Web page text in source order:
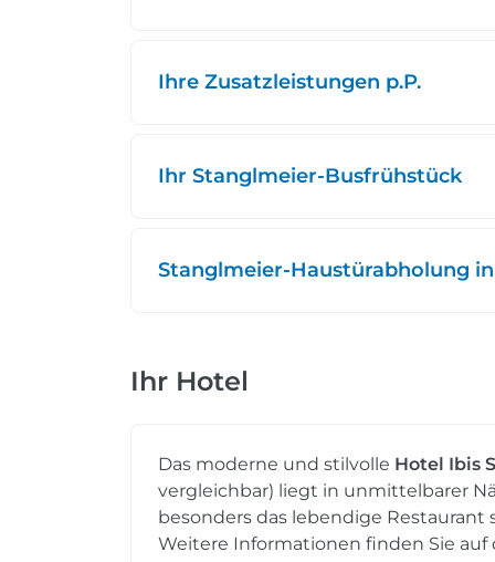
Ihre Zusatzleistungen p.P.
Ihr Stanglmeier-Busfrühstück
Stanglmeier-Haustürabholung
Ihr Hotel
Das moderne und stilvolle Hotel Ibis
vergleichbar) liegt in unmittelbarer
besonders das lebendige
Weitere Informationen finden Sie auf